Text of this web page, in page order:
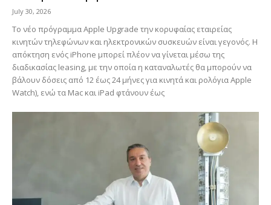
July 30, 2026
Το νέο πρόγραμμα Apple Upgrade την κορυφαίας εταιρείας
κινητών τηλεφώνων και ηλεκτρονικών συσκευών είναι γεγονός. Η
απόκτηση ενός iPhone μπορεί πλέον να γίνεται μέσω της
διαδικασίας leasing, με την οποία η καταναλωτές θα μπορούν να
βάλουν δόσεις από 12 έως 24 μήνες για κινητά και ρολόγια Apple
Watch), ενώ τα Mac και iPad φτάνουν έως